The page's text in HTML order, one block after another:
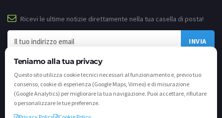
Teniamo alla tua privacy
Questo sito utilizza cookie tecnici necessari al funzionamento e, previo tuo
consenso, cookie di esperienza (Google Maps, Vimeo) e di misurazione
(Google Analytics) per migliorare la tua navigazione. Puoi accettare, rifiutare
o personalizzare le tue preferenze.
Ricevi le ultime notizie direttamente nella tua casella di posta!